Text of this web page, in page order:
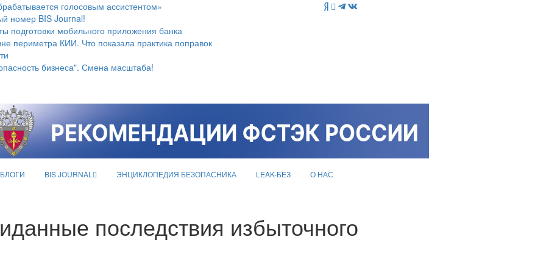
голосовым ассистентом»
номер BIS Journal!
подготовки мобильного приложения банка
периметра КИИ. Что показала практика поправок
бизнеса". Смена масштаба!
БЛОГИ BIS JOURNAL ЭНЦИКЛОПЕДИЯ БЕЗОПАСНИКА LEAK-БЕЗ О НАС
последствия избыточного